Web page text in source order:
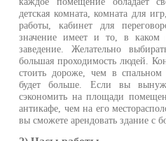
детская комната, комната для
работы, кабинет для
значение имеет и то, в каком
заведение. Желательно
большая проходимость людей.
стоить дороже, чем в
будет больше. Если вы
сэкономить на площади
антикафе, чем на его
вы сможете арендовать здание с